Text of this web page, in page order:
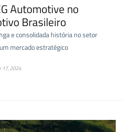
Automotive no
Brasileiro
e consolidada história no setor
mercado estratégico
17, 2024